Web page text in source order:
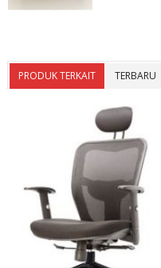
PRODUK TERKAIT TERBARU